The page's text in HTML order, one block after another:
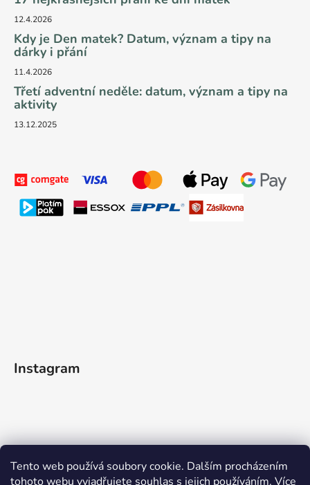
Tento web používá soubory cookie. Dalším procházením
tohoto webu vyjadřujete souhlas s jejich používáním. Více
12.4.2026
Kdy je Den matek? Datum, význam a tipy na
dárky i přání
11.4.2026
Třetí adventní neděle: datum, význam a tipy na
aktivity
13.12.2025
Instagram